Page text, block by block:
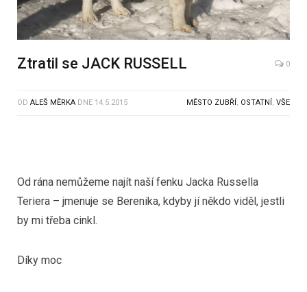
Ztratil se JACK RUSSELL 0
OD ALEŠ MĚRKA DNE 14.5.2015 MĚSTO ZUBŘÍ , OSTATNÍ , VŠE
Od rána nemůžeme najít naší fenku Jacka Russella
Teriera – jmenuje se Berenika, kdyby jí někdo viděl, jestli
by mi třeba cinkl.
Díky moc